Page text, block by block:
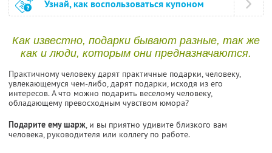
Узнай, как воспользоваться купоном
Как известно, подарки бывают разные, так же
как и люди, которым они предназначаются.
Практичному человеку дарят практичные подарки, человеку,
увлекающемуся чем-либо, дарят подарки, исходя из его
интересов. А что можно подарить веселому человеку,
обладающему превосходным чувством юмора?
Подарите ему шарж, и вы приятно удивите близкого вам
человека, руководителя или коллегу по работе.